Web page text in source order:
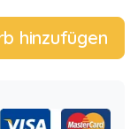
hinzufügen